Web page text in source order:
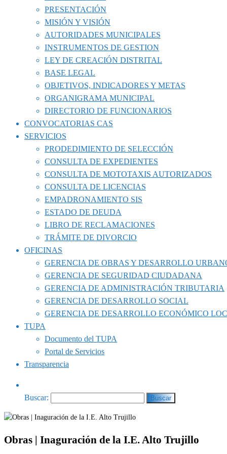
PRESENTACIÓN
MISIÓN Y VISIÓN
AUTORIDADES MUNICIPALES
INSTRUMENTOS DE GESTION
LEY DE CREACIÓN DISTRITAL
BASE LEGAL
OBJETIVOS, INDICADORES Y METAS
ORGANIGRAMA MUNICIPAL
DIRECTORIO DE FUNCIONARIOS
CONVOCATORIAS CAS
SERVICIOS
PRODEDIMIENTO DE SELECCIÓN
CONSULTA DE EXPEDIENTES
CONSULTA DE MOTOTAXIS AUTORIZADOS
CONSULTA DE LICENCIAS
EMPADRONAMIENTO SIS
ESTADO DE DEUDA
LIBRO DE RECLAMACIONES
TRÁMITE DE DIVORCIO
OFICINAS
GERENCIA DE OBRAS Y DESARROLLO
GERENCIA DE SEGURIDAD CIUDADANA
GERENCIA DE ADMINISTRACIÓN TRIBUTARIA
GERENCIA DE DESARROLLO SOCIAL
GERENCIA DE DESARROLLO ECONÓMICO
TUPA
Documento del TUPA
Portal de Servicios
Transparencia
Buscar:
Obras | Inaguración de la I.E. Alto Trujillo